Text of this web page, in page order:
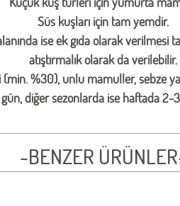
Süs kuşları için tam yemdir.
ise ek gıda olarak
atıştırmalık olarak da verilebilir.
%30), unlu mamuller, sebze
diğer sezonlarda ise haftada
-BENZER